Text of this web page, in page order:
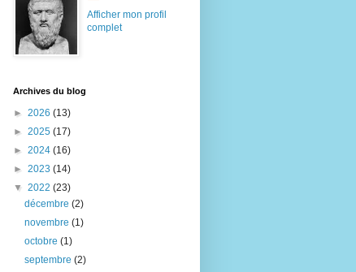
Afficher mon profil
complet
Archives du blog
► 2026 (13)
► 2025 (17)
► 2024 (16)
► 2023 (14)
▼ 2022 (23)
décembre(2)
novembre(1)
octobre(1)
septembre(2)